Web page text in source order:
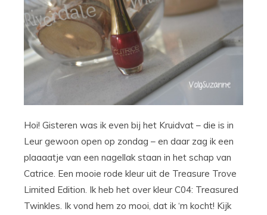
Hoi! Gisteren was ik even bij het Kruidvat – die is in
Leur gewoon open op zondag – en daar zag ik een
plaaaatje van een nagellak staan in het schap van
Catrice. Een mooie rode kleur uit de Treasure Trove
Limited Edition. Ik heb het over kleur C04: Treasured
Twinkles. Ik vond hem zo mooi, dat ik ‘m kocht! Kijk